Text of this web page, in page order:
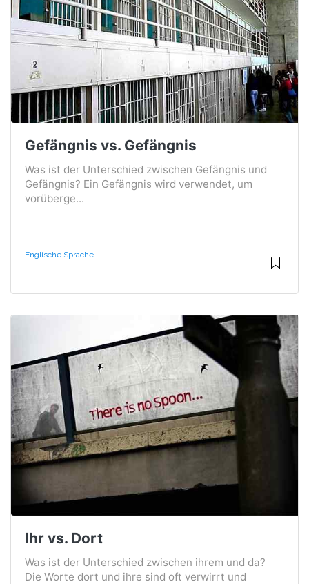
Gefängnis vs. Gefängnis
Was ist der Unterschied zwischen Gefängnis und
Gefängnis? Ein Gefängnis wird verwendet, um
vorüberge...
Englische Sprache
Ihr vs. Dort
Was ist der Unterschied zwischen ihrem und da?
Die Worte dort und ihre sind oft verwirrt und